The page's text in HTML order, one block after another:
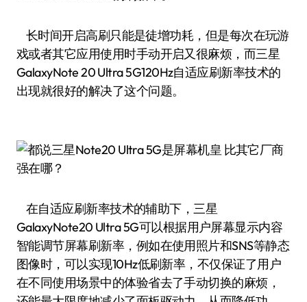
长时间开启高刷只能是徒增功耗，但是每次在玩游
戏或者其它应用使用时手动开启又很麻烦，而三星
GalaxyNote 20 Ultra 5G120Hz自适应刷新率技术的
出现就很好的解决了这个问题。
在自适应刷新率技术的辅助下，三星
GalaxyNote20 Ultra 5G可以根据用户屏幕显示内容
智能调节屏幕刷新率，例如在使用照片和SNS等静态
图像时，可以实现10Hz低刷新率，不仅保证了用户
在不同使用场景中的体验省去了手动切换的麻烦，